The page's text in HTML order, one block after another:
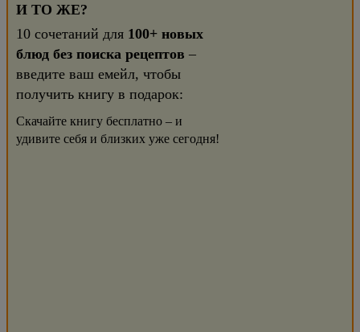
И ТО ЖЕ?
10 сочетаний для 100+ новых
блюд без поиска рецептов –
введите ваш емейл, чтобы
получить книгу в подарок:
Скачайте книгу бесплатно – и
удивите себя и близких уже сегодня!